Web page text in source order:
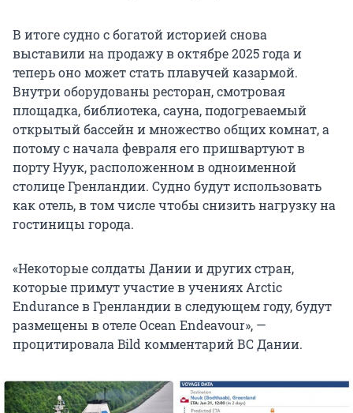
В итоге судно с богатой историей снова
выставили на продажу в октябре 2025 года и
теперь оно может стать плавучей казармой.
Внутри оборудованы ресторан, смотровая
площадка, библиотека, сауна, подогреваемый
открытый бассейн и множество общих комнат, а
потому с начала февраля его пришвартуют в
порту Нуук, расположенном в одноименной
столице Гренландии. Судно будут использовать
как отель, в том числе чтобы снизить нагрузку на
гостиницы города.
«Некоторые солдаты Дании и других стран,
которые примут участие в учениях Arctic
Endurance в Гренландии в следующем году, будут
размещены в отеле Ocean Endeavour», —
процитировала Bild комментарий ВС Дании.